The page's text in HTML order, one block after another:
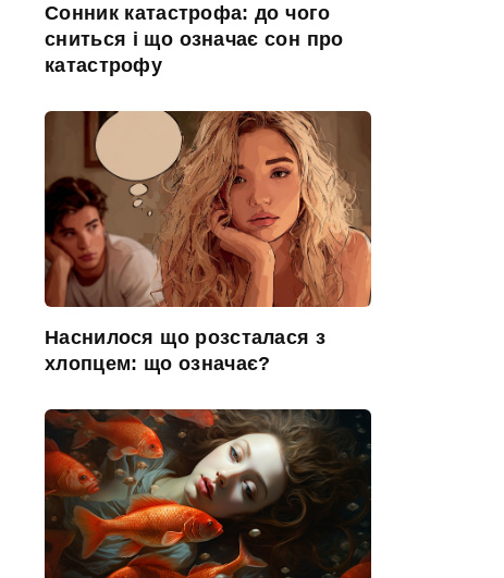
Сонник катастрофа: до чого
сниться і що означає сон про
катастрофу
Наснилося що розсталася з
хлопцем: що означає?